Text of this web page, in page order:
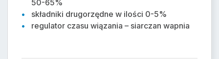
Krajowa Deklaracja Wł. Użytkowych_wyd.1,
50-65%
składniki drugorzędne w ilości 0-5%
regulator czasu wiązania – siarczan wapnia